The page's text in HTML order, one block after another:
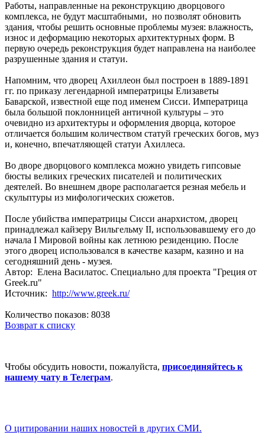
Работы, направленные на реконструкцию дворцового
комплекса, не будут масштабными, но позволят обновить
здания, чтобы решить основные проблемы музея: влажность,
износ и деформацию некоторых архитектурных форм. В
первую очередь реконструкция будет направлена на наиболее
разрушенные здания и статуи.
Напомним, что дворец Ахиллеон был построен в 1889-1891
гг. по приказу легендарной императрицы Елизаветы
Баварской, известной еще под именем Сисси. Императрица
была большой поклонницей античной культуры – это
очевидно из архитектуры и оформления дворца, которое
отличается большим количеством статуй греческих богов, муз
и, конечно, впечатляющей статуи Ахиллеса.
Во дворе дворцового комплекса можно увидеть гипсовые
бюсты великих греческих писателей и политических
деятелей. Во внешнем дворе располагается резная мебель и
скульптуры из мифологических сюжетов.
После убийства императрицы Сисси анархистом, дворец
принадлежал кайзеру Вильгельму ІІ, использовавшему его до
начала I Мировой войны как летнюю резиденцию. После
этого дворец использовался в качестве казарм, казино и на
сегодняшний день - музея.
Автор: Елена Василатос. Специально для проекта "Греция от
Greek.ru"
Источник: http://www.greek.ru/
Количество показов: 8038
Возврат к списку
Чтобы обсудить новости, пожалуйста, присоединяйтесь к
нашему чату в Телеграм.
О цитировании наших новостей в других СМИ.